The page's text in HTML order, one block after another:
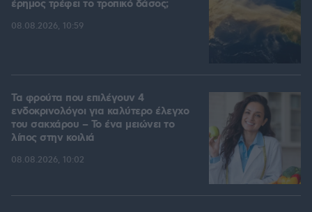
έρημος τρέφει το τροπικό δάσος;
08.08.2026, 10:59
Τα φρούτα που επιλέγουν 4
ενδοκρινολόγοι για καλύτερο έλεγχο
του σακχάρου – Το ένα μειώνει το
λίπος στην κοιλιά
08.08.2026, 10:02